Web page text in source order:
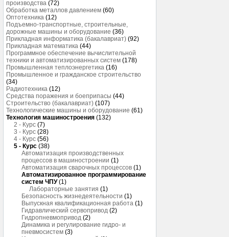
производства (72)
Обработка металлов давлением (60)
Оптотехника (12)
Подъемно-транспортные, строительные,
дорожные машины и оборудование (36)
Прикладная информатика (бакалавриат) (92)
Прикладная математика (44)
Программное обеспечение вычислительной
техники и автоматизированных систем (178)
Промышленная теплоэнергетика (16)
Промышленное и гражданское строительство
(34)
Радиотехника (12)
Средства поражения и боеприпасы (44)
Строительство (бакалавриат) (107)
Технологические машины и оборудование (61)
Технология машиностроения (132)
2 - Курс (7)
3 - Курс (28)
4 - Курс (56)
5 - Курс (38)
Автоматизация производственных
процессов в машиностроении (1)
Автоматизация сварочных процессов (1)
Автоматизированное программирование
систем ЧПУ (1)
Лабораторные занятия (1)
Безопасность жизнедеятельности (1)
Выпускная квалификационная работа (1)
Гидравлический сервопривод (2)
Гидропневмопривод (2)
Динамика и регулирование гидро- и
пневмосистем (3)